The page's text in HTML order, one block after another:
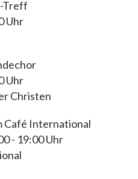
diesem Zeitraum
wirtschaftliche und
werden
haben und
lassen. Die
möchten wir, die
und im
Gottes
Treff
Uhr
Uhr
Christen
Café International
- 19:00 Uhr